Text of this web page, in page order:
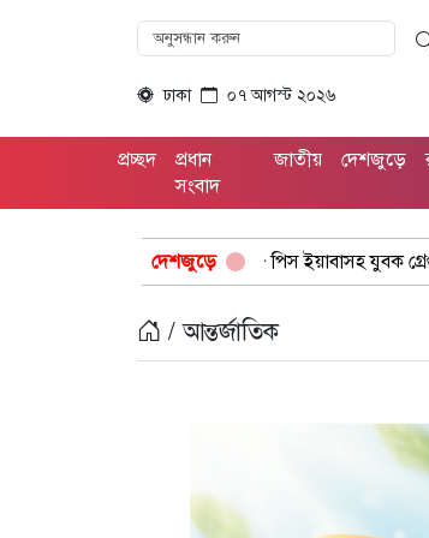
ঢাকা ০৭ আগস্ট ২০২৬
প্রচ্ছদ
প্রধান
সংবাদ
জাতীয় দেশজুড়ে
দেশজুড়ে
১৫ পিস ইয়াবাসহ যুবক গ্রেপ্তার কক্সবাজার
/ আন্তর্জাতিক